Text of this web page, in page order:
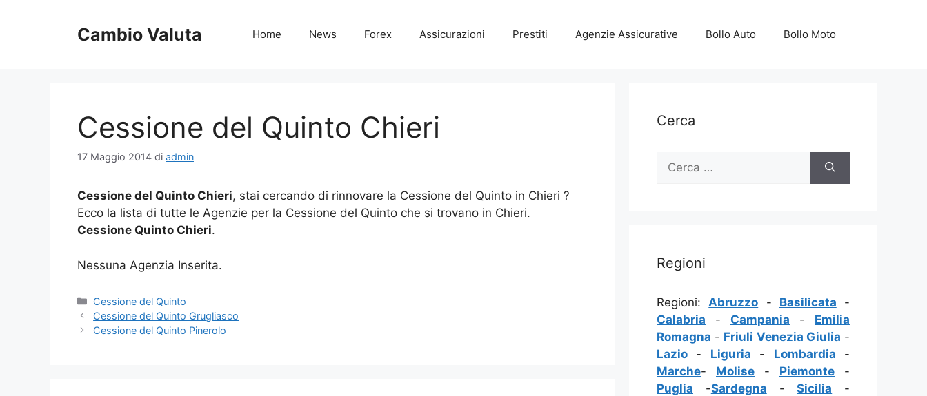
Cambio Valuta Home News Forex Assicurazioni Prestiti Agenzie Assicurative Bollo Auto Bollo Moto
Cessione del Quinto Chieri
17 Maggio 2014 di admin
Cessione del Quinto Chieri, stai cercando di rinnovare la Cessione del Quinto in Chieri ?
Ecco la lista di tutte le Agenzie per la Cessione del Quinto che si trovano in Chieri.
Cessione Quinto Chieri.
Nessuna Agenzia Inserita.
Categorie
Cessione del Quinto
Cessione del Quinto Grugliasco
Cessione del Quinto Pinerolo
Cerca
Ricerca
Regioni
Regioni:Abruzzo - Basilicata -
Calabria - Campania - Emilia
Romagna - Friuli Venezia Giulia -
Lazio - Liguria - Lombardia -
Marche- Molise - Piemonte -
Puglia -Sardegna -Sicilia -